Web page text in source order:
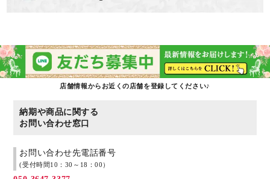
店舗情報からお近くの店舗を登録してください♪
納期や商品に関する
お問い合わせ窓口
お問い合わせ先電話番号
(受付時間10：30～18：00）